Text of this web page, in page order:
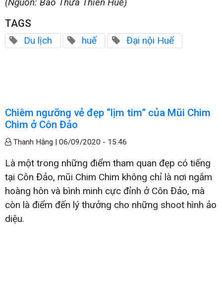
(Nguồn: Báo Thừa Thiên Huế)
TAGS
Du lịch huế Đại nội Huế
Chiêm ngưỡng vẻ đẹp “lịm tim” của Mũi Chim
Chim ở Côn Đảo
Thanh Hằng | 06/09/2020 - 15:46
Là một trong những điểm tham quan đẹp có tiếng
tại Côn Đảo, mũi Chim Chim không chỉ là nơi ngắm
hoàng hôn và bình minh cực đỉnh ở Côn Đảo, mà
còn là điểm đến lý thưởng cho những shoot hình ảo
diệu.